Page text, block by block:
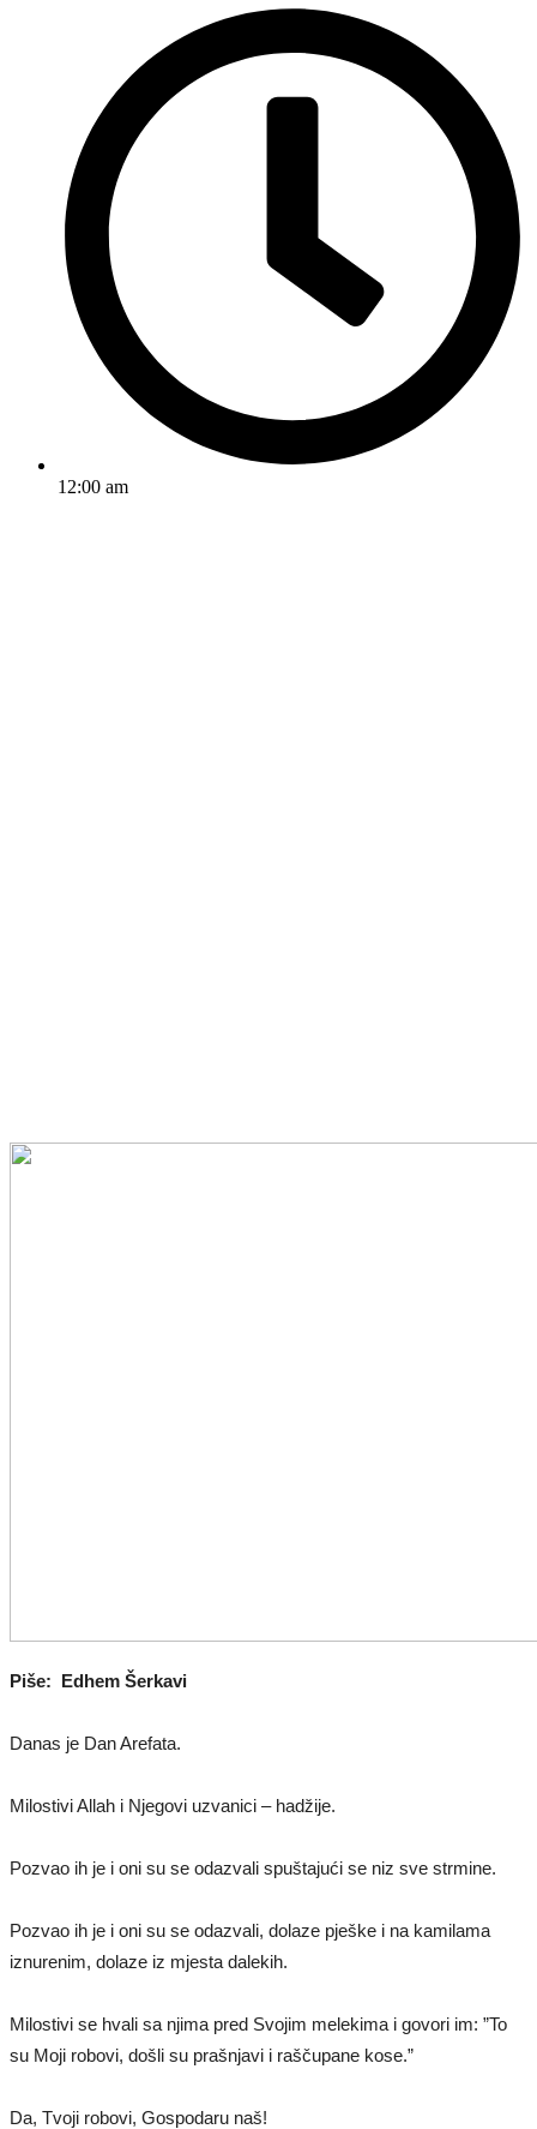
12:00 am
Piše: Edhem Šerkavi
Danas je Dan Arefata.
Milostivi Allah i Njegovi uzvanici – hadžije.
Pozvao ih je i oni su se odazvali spuštajući se niz sve strmine.
Pozvao ih je i oni su se odazvali, dolaze pješke i na kamilama
iznurenim, dolaze iz mjesta dalekih.
Milostivi se hvali sa njima pred Svojim melekima i govori im: ”To
su Moji robovi, došli su prašnjavi i raščupane kose.”
Da, Tvoji robovi, Gospodaru naš!